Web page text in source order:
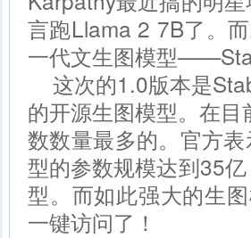
言跑Llama 2 7B了。
一代文生图模型
这次的1.0版本是
的开源生图模型。在
数数量最多的。官方
型的参数规模达到35
型。而如此强大的生
一键访问了！